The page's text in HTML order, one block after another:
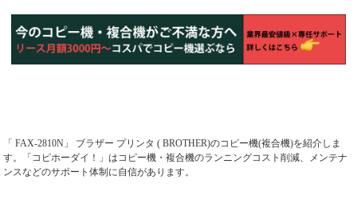
「 FAX-2810N」 ブラザー プリンタ ( BROTHER)のコピー機(複合機)を紹介しま
す。「コピホーダイ！」はコピー機・複合機のランニングコスト削減、メンテナ
ンスなどのサポート体制に自信があります。